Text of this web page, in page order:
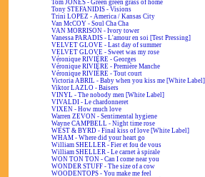
Tom JONES - Green green grass of home
Tony STEFANIDIS - Visions
Trini LOPEZ - America / Kansas City
Van McCOY - Soul Cha Cha
VAN MORRISON - Ivory tower
Vanessa PARADIS - L'amour en soi [Test Pressing]
VELVET GLOVE - Last day of summer
VELVET GLOVE - Sweet was my rose
Véronique RIVIÈRE - Georges
Véronique RIVIÈRE - Première Manche
Véronique RIVIÈRE - Tout court
Victoria ABRIL - Baby when you kiss me [White Label]
Viktor LAZLO - Baisers
VINYL - The nobody men [White Label]
VIVALDI - Le chardonneret
VIXEN - How much love
Warren ZEVON - Sentimental hygiene
Wayne CAMPBELL - Night time rose
WEST & BYRD - Final kiss of love [White Label]
WHAM - Where did your heart go
William SHELLER - Fier et fou de vous
William SHELLER - Le carnet à spirale
WON TON TON - Can I come near you
WONDER STUFF - The size of a cow
WOODENTOPS - You make me feel